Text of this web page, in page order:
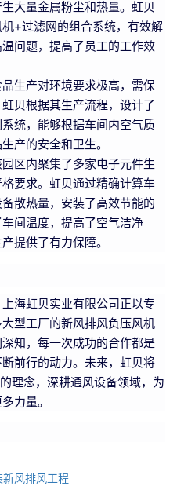
大量金属粉尘和热量。虹贝
+过滤网的组合系统，有效解
问题，提高了员工的工作效
品生产对环境要求极高，需保
贝根据其生产流程，设计了
统，能够根据车间内空气质
产的安全和卫生。
园区内聚集了多家电子元件生
要求。虹贝通过精确计算车
散热量，安装了高效节能的
间温度，提高了空气洁净
提供了有力保障。
海虹贝实业有限公司正以专
型工厂的新风排风负压风机
知，每一次成功的合作都是
前行的动力。未来，虹贝将
理念，深耕通风设备领域，为
力量。
风排风工程